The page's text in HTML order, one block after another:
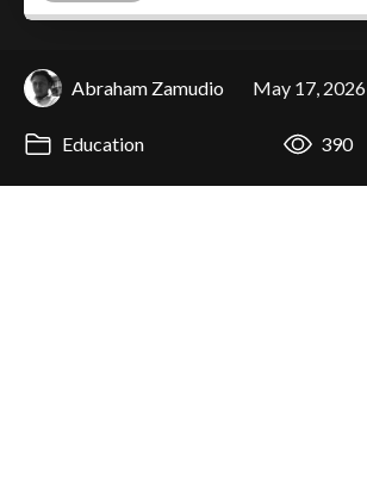
Abraham Zamudio May 17, 2026
Education 390